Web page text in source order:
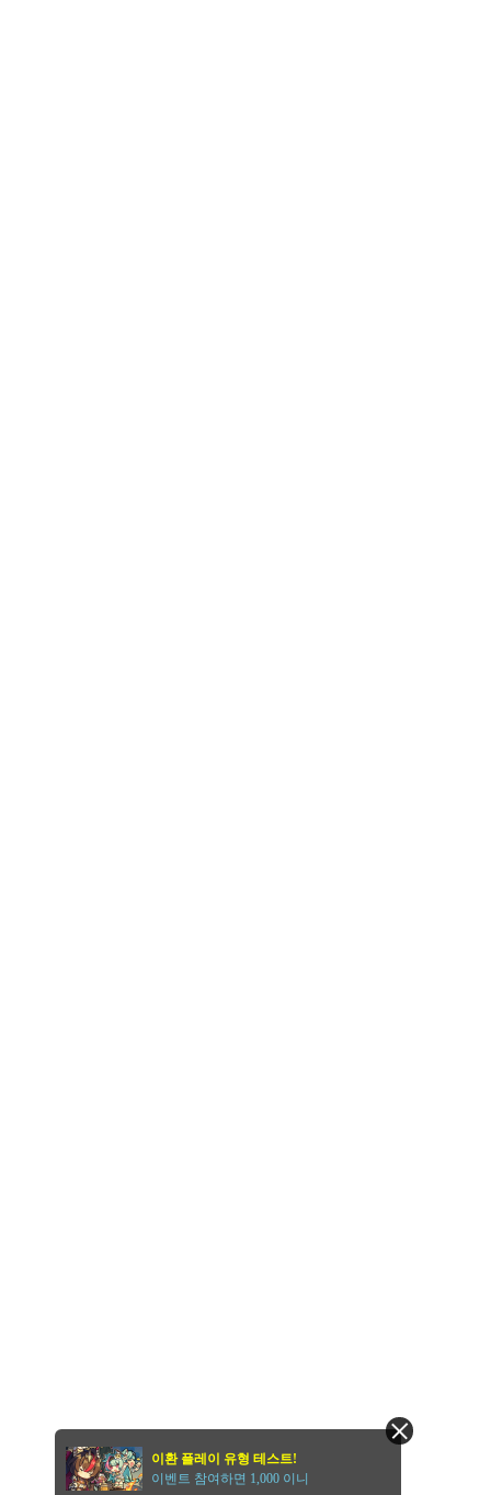
이환 플레이 유형 테스트!
이벤트 참여하면 1,000 이니